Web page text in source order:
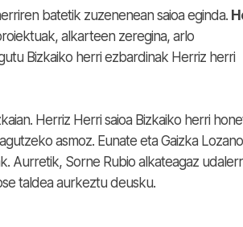
batetik zuzenenean saioa eginda.
alkarteen zeregina, arlo
Bizkaiko herri ezbardinak Herriz herri
Herriz Herri saioa Bizkaiko herri
asmoz. Eunate eta Gaizka Lozano
Aurretik, Sorne Rubio alkateagaz
taldea aurkeztu deusku.